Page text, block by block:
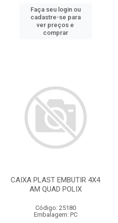
Faça seu login ou
cadastre-se para
ver preços e
comprar
CAIXA PLAST EMBUTIR 4X4
AM QUAD POLIX
Código: 25180
Embalagem: PC